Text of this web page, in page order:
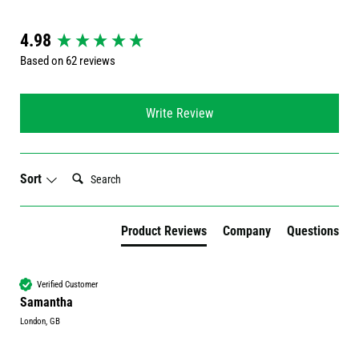
4.98
Based on 62 reviews
Write Review
Sort
Search:
Product Reviews Company Questions
Verified Customer
Samantha
London, GB
New content loaded